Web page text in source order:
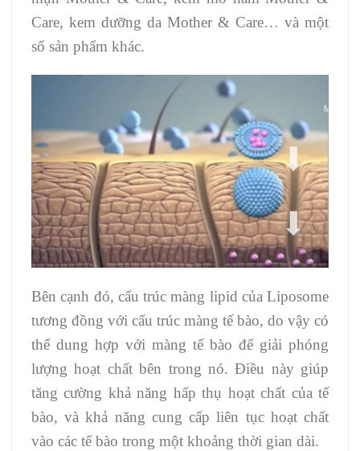
Care, kem dưỡng da Mother & Care… và một
số sản phẩm khác.
Bên cạnh đó, cấu trúc màng lipid của Liposome
tương đồng với cấu trúc màng tế bào, do vậy có
thể dung hợp với màng tế bào để giải phóng
lượng hoạt chất bên trong nó. Điều này giúp
tăng cường khả năng hấp thụ hoạt chất của tế
bào, và khả năng cung cấp liên tục hoạt chất
vào các tế bào trong một khoảng thời gian dài.